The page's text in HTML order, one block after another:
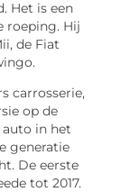
Het is een
roeping. Hij
de Fiat
carrosserie,
op de
in het
generatie
De eerste
tot 2017.